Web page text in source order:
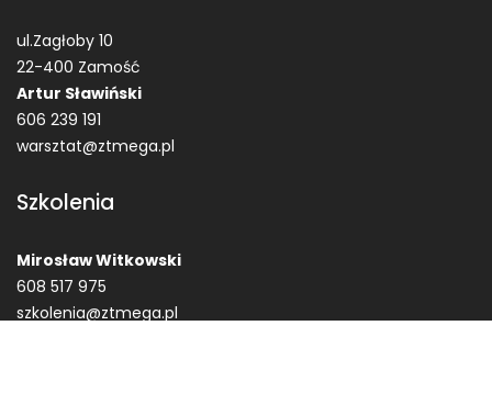
ul.Zagłoby 10
22-400 Zamość
Artur Sławiński
606 239 191
warsztat@ztmega.pl
Szkolenia
Mirosław Witkowski
608 517 975
szkolenia@ztmega.pl